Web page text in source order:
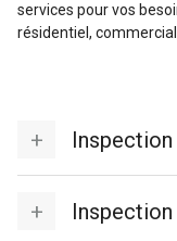
services pour vos
résidentiel,